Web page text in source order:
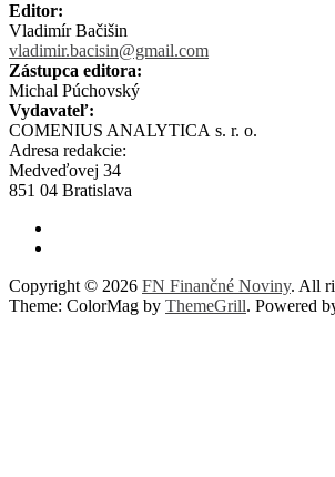
Editor:
Vladimír Bačišin
vladimir.bacisin@gmail.com
Zástupca editora:
Michal Púchovský
Vydavateľ:
COMENIUS ANALYTICA s. r. o.
Adresa redakcie:
Medveďovej 34
851 04 Bratislava
Copyright © 2026 FN Finančné Noviny. All
Theme: ColorMag by ThemeGrill. Powered